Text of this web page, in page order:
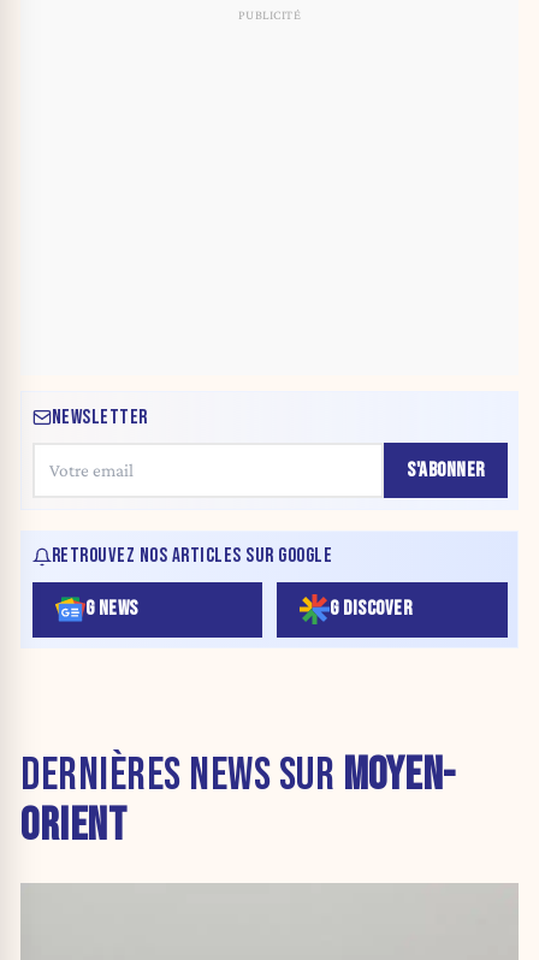
NEWSLETTER
S'ABONNER
RETROUVEZ NOS ARTICLES SUR GOOGLE
G NEWS G DISCOVER
DERNIÈRES NEWS SUR MOYEN-
ORIENT